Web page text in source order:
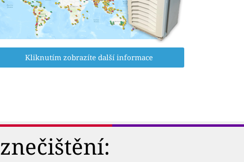
Kliknutím zobrazíte další informace